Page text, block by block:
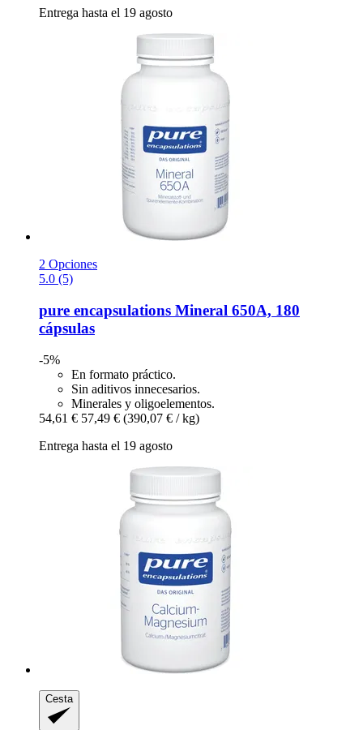
Entrega hasta el 19 agosto
2 Opciones
5.0 (5)
pure encapsulations Mineral 650A, 180
cápsulas
-5%
En formato práctico.
Sin aditivos innecesarios.
Minerales y oligoelementos.
54,61 € 57,49 € (390,07 € / kg)
Entrega hasta el 19 agosto
Cesta